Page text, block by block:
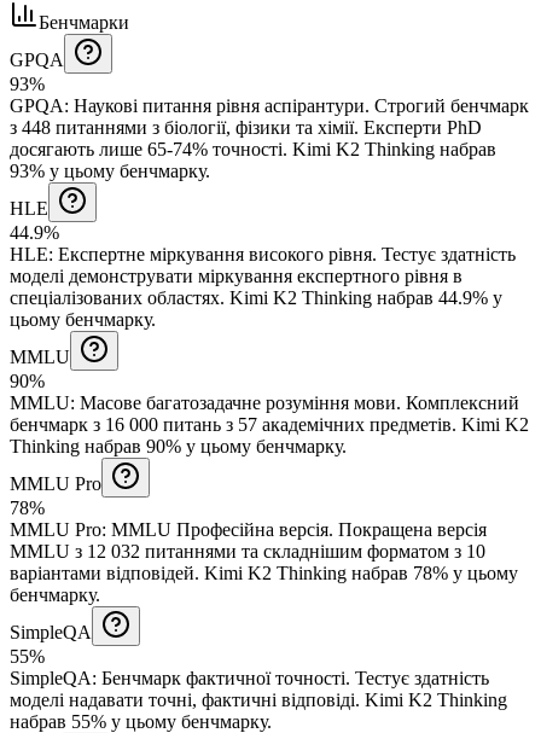
Бенчмарки
GPQA
93%
GPQA: Наукові питання рівня аспірантури. Строгий бенчмарк
з 448 питаннями з біології, фізики та хімії. Експерти PhD
досягають лише 65-74% точності. Kimi K2 Thinking набрав
93% у цьому бенчмарку.
HLE
44.9%
HLE: Експертне міркування високого рівня. Тестує здатність
моделі демонструвати міркування експертного рівня в
спеціалізованих областях. Kimi K2 Thinking набрав 44.9% у
цьому бенчмарку.
MMLU
90%
MMLU: Масове багатозадачне розуміння мови. Комплексний
бенчмарк з 16 000 питань з 57 академічних предметів. Kimi K2
Thinking набрав 90% у цьому бенчмарку.
MMLU Pro
78%
MMLU Pro: MMLU Професійна версія. Покращена версія
MMLU з 12 032 питаннями та складнішим форматом з 10
варіантами відповідей. Kimi K2 Thinking набрав 78% у цьому
бенчмарку.
SimpleQA
55%
SimpleQA: Бенчмарк фактичної точності. Тестує здатність
моделі надавати точні, фактичні відповіді. Kimi K2 Thinking
набрав 55% у цьому бенчмарку.